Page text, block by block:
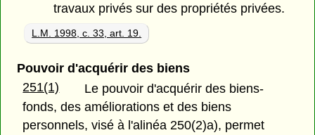
travaux privés sur des propriétés privées.
L.M. 1998, c. 33, art. 19.
Pouvoir d'acquérir des biens
251(1)
Le pouvoir d'acquérir des biens-
fonds, des améliorations et des biens
personnels, visé à l'alinéa 250(2)a), permet